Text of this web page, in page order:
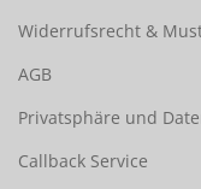
Widerrufsrecht &
AGB
Privatsphäre und
Callback Service